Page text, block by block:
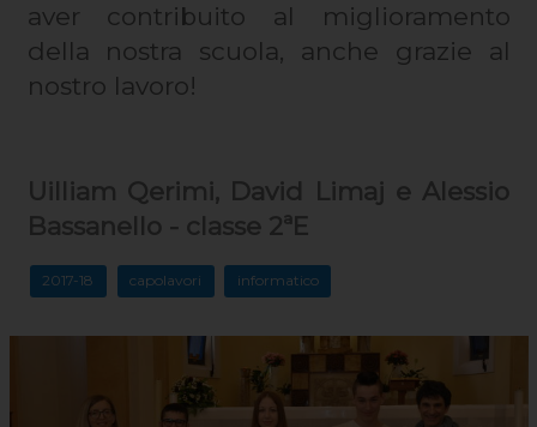
aver contribuito al miglioramento
della nostra scuola, anche grazie al
nostro lavoro!
Uilliam Qerimi, David Limaj e Alessio
Bassanello - classe 2ªE
2017-18 capolavori informatico